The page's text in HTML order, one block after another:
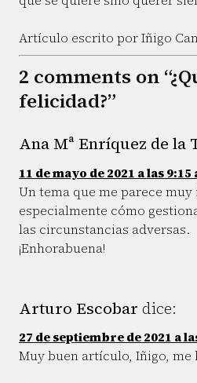
Artículo escrito por Iñigo
2 comments on
felicidad?”
Ana Mª Enríquez de la
11 de mayo de 2021 a las 9:15
Un tema que me parece
especialmente cómo
las circunstancias adversas.
¡Enhorabuena!
Arturo Escobar dice:
27 de septiembre de 2021 a
Muy buen artículo, Iñigo, me